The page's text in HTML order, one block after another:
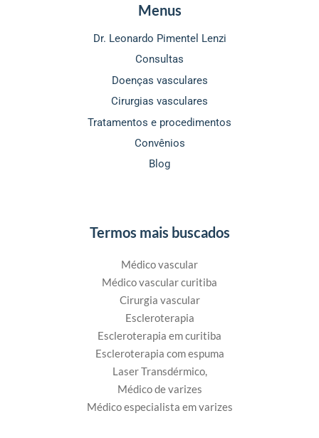
Menus
Dr. Leonardo Pimentel Lenzi
Consultas
Doenças vasculares
Cirurgias vasculares
Tratamentos e procedimentos
Convênios
Blog
Termos mais buscados
Médico vascular
Médico vascular curitiba
Cirurgia vascular
Escleroterapia
Escleroterapia em curitiba
Escleroterapia com espuma
Laser Transdérmico,
Médico de varizes
Médico especialista em varizes